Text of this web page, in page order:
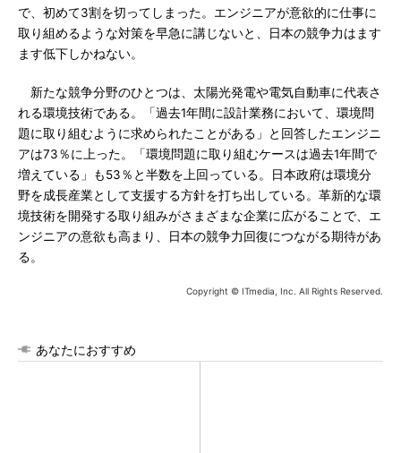
で、初めて3割を切ってしまった。エンジニアが意欲的に仕事に
取り組めるような対策を早急に講じないと、日本の競争力はます
ます低下しかねない。
新たな競争分野のひとつは、太陽光発電や電気自動車に代表さ
れる環境技術である。「過去1年間に設計業務において、環境問
題に取り組むように求められたことがある」と回答したエンジニ
アは73％に上った。「環境問題に取り組むケースは過去1年間で
増えている」も53％と半数を上回っている。日本政府は環境分
野を成長産業として支援する方針を打ち出している。革新的な環
境技術を開発する取り組みがさまざまな企業に広がることで、エ
ンジニアの意欲も高まり、日本の競争力回復につながる期待があ
る。
Copyright © ITmedia, Inc. All Rights Reserved.
あなたにおすすめ